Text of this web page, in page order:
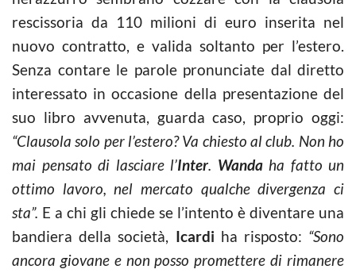
rescissoria da 110 milioni di euro inserita nel
nuovo contratto, e valida soltanto per l’estero.
Senza contare le parole pronunciate dal diretto
interessato in occasione della presentazione del
suo libro avvenuta, guarda caso, proprio oggi:
“Clausola solo per l’estero? Va chiesto al club. Non ho
mai pensato di lasciare l’Inter. Wandaha fatto un
ottimo lavoro, nel mercato qualche divergenza ci
sta”. E a chi gli chiede se l’intento è diventare una
bandiera della società, Icardi ha risposto: “Sono
ancora giovane e non posso promettere di rimanere